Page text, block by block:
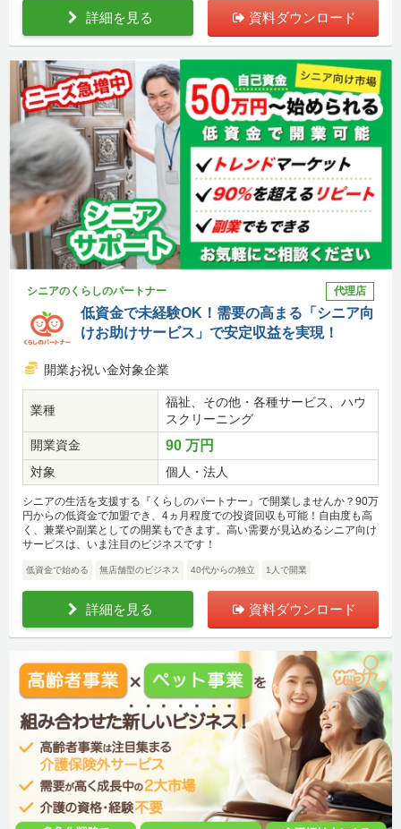
詳細を見る 資料ダウンロード
シニアのくらしのパートナー 代理店
低資金で未経験OK！需要の高まる「シニア向
けお助けサービス」で安定収益を実現！
開業お祝い金対象企業
業種
福祉、その他・各種サービス、ハウ
スクリーニング
開業資金
90 万円
対象 個人・法人
シニアの生活を支援する『くらしのパートナー』で開業しませんか？90万
円からの低資金で加盟でき、4ヵ月程度での投資回収も可能！自由度も高
く、兼業や副業としての開業もできます。高い需要が見込めるシニア向け
サービスは、いま注目のビジネスです！
低資金で始める 無店舗型のビジネス 40代からの独立 1人で開業
詳細を見る 資料ダウンロード